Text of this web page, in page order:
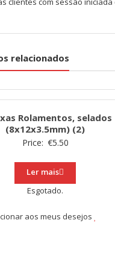
relacionados
Rolamentos, selados
(8x12x3.5mm) (2)
Price: €5.50
Ler mais
Esgotado.
aos meus desejos